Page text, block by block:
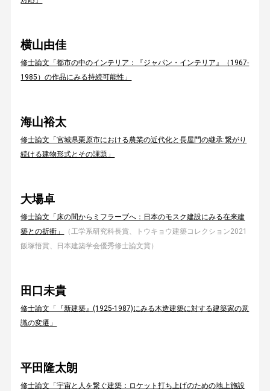
横山由佳
修士論文「都市の中のインテリア：『ジャパン・インテリア』（1967-
1985）の作品にみる持続可能性」
海山裕太
修士論文「宮城県栗原市における農業の近代化と長屋門の継承:繋がり
続ける建物形式とその課題」
大場卓
修士論文「床の間からミフラーブへ：日本のモスク建設にみる在来建
築との折衝」
（工学系研究科長賞、トウキョウ建築コレクション2021
飯塚悟賞、日本建築学会優秀修士論文賞）
田口未貴
修士論文「『新建築』(1925-1987)にみる木造建築に対する建築家の意
識の変遷」
平田隆太朗
修士論文「宇宙と人を繋ぐ建築：ロケット打ち上げのための地上施設